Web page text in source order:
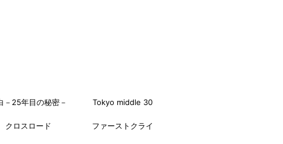
－25年目の秘密－ Tokyo middle 30
クロスロード ファーストクライ